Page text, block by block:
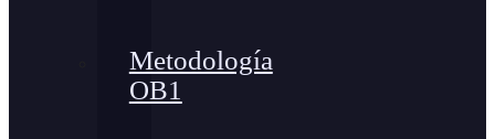
Metodología
OB1